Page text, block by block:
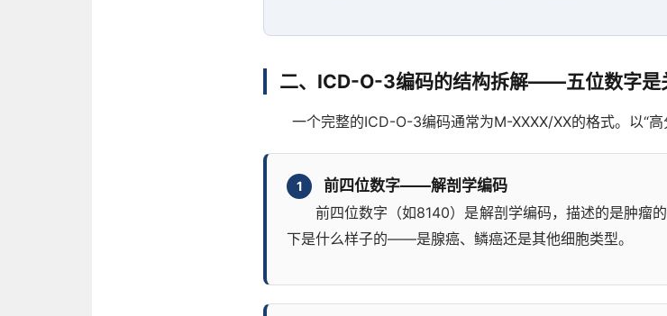
二、ICD-O-3编码的结构拆解——五位数字是
一个完整的ICD-O-3编码通常为M-XXXX/XX的格式。以“高
1
前四位数字——解剖学编码
前四位数字（如8140）是解剖学编码，描述的是肿瘤
下是什么样子的——是腺癌、鳞癌还是其他细胞类型。